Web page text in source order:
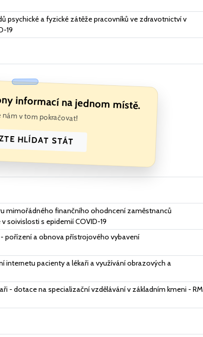
psychické a fyzické zátěže pracovníků ve zdravotnictví v
19
informací na jednom místě.
v tom pokračovat!
HLÍDAT STÁT
mimořádného finančního ohodncení zaměstnanců
soivislosti s epidemií COVID-19
pořízení a obnova přístrojového vybavení
internetu pacienty a lékaři a využívání obrazových a
- dotace na specializační vzdělávání v základním kmeni - RM